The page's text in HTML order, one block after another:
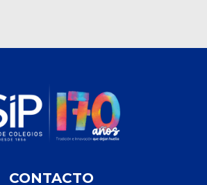
CONTACTO